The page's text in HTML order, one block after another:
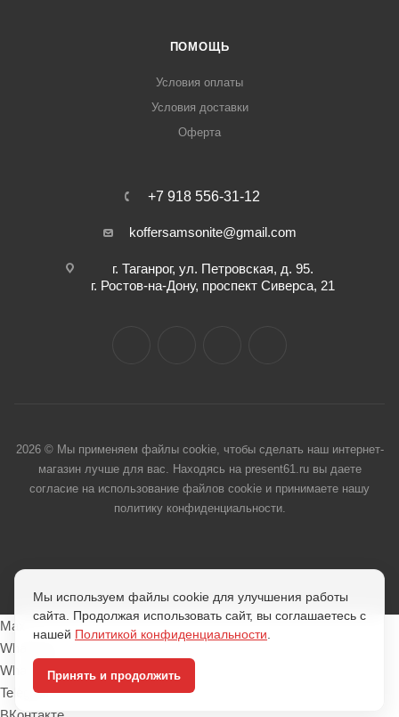
ПОМОЩЬ
Условия оплаты
Условия доставки
Оферта
+7 918 556-31-12
koffersamsonite@gmail.com
г. Таганрог, ул. Петровская, д. 95.
г. Ростов-на-Дону, проспект Сиверса, 21
2026 © Мы применяем файлы cookie, чтобы сделать наш интернет-
магазин лучше для вас. Находясь на present61.ru вы даете
согласие на использование файлов cookie и принимаете нашу
политику конфиденциальности.
Мы используем файлы cookie для улучшения работы
сайта. Продолжая использовать сайт, вы соглашаетесь с
нашей Политикой конфиденциальности
Принять и продолжить
Max
Whatsapp
Whatsapp
Telegram